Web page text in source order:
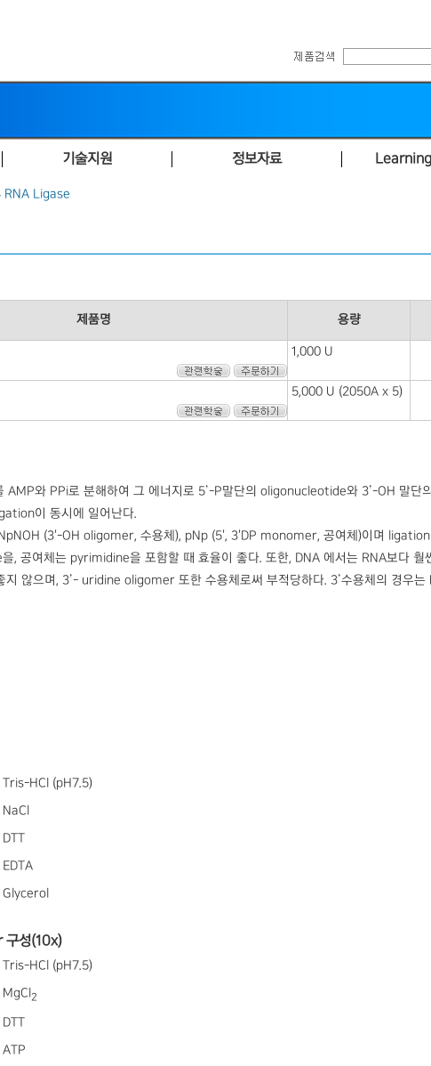
기술지원 정보자료
RNA Ligase
제품명 용량
1,000 U
5,000 U (2050A x 5)
AMP와 PPi로 분해하여 그 에너지로 5’-P말단의 oligonucleotide와 3’-OH 말
이 동시에 일어난다.
(3'-OH oligomer, 수용체), pNp (5', 3'DP monomer, 공여체)이며 ligation
, 공여체는 pyrimidine을 포함할 때 효율이 좋다. 또한, DNA 에서는 RNA보다
지 않으며, 3’- uridine oligomer 또한 수용체로써 부적당하다. 3’수용체의 경우는
Tris-HCl (pH7.5)
NaCl
DTT
EDTA
Glycerol
구성(10x)
Tris-HCl (pH7.5)
MgCl 2
DTT
ATP